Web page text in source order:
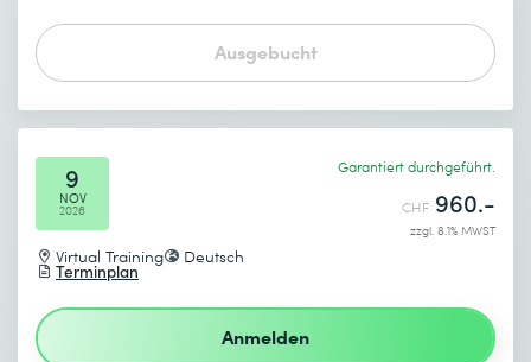
Ausgebucht
9
NOV
2026
Virtual Training Deutsch
Terminplan
Garantiert durchgeführt.
CHF 960.-
zzgl. 8.1% MWST
Anmelden